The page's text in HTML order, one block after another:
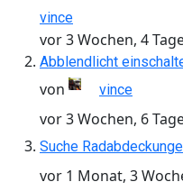
vince
vor 3 Wochen, 4
Abblendlicht
von vince
vor 3 Wochen, 6
Suche
vor 1 Monat, 3